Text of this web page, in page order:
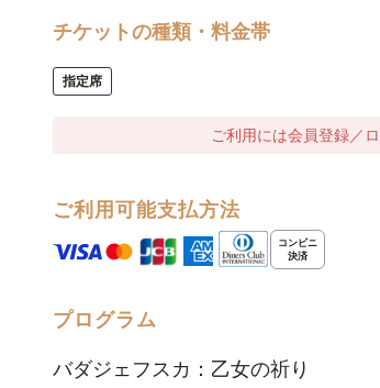
チケットの種類・料金帯
指定席
ご利用には会員登録／
ご利用可能支払方法
プログラム
バダジェフスカ：乙女の祈り